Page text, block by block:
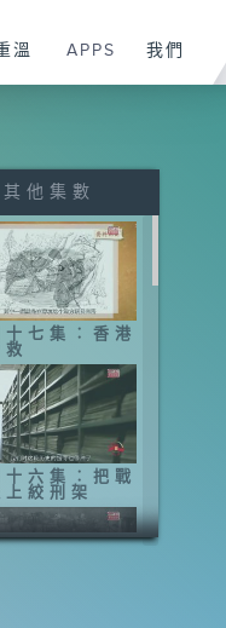
溫 APPS 我們
其他集數
十七集︰香港
十六集︰把戰
上絞刑架